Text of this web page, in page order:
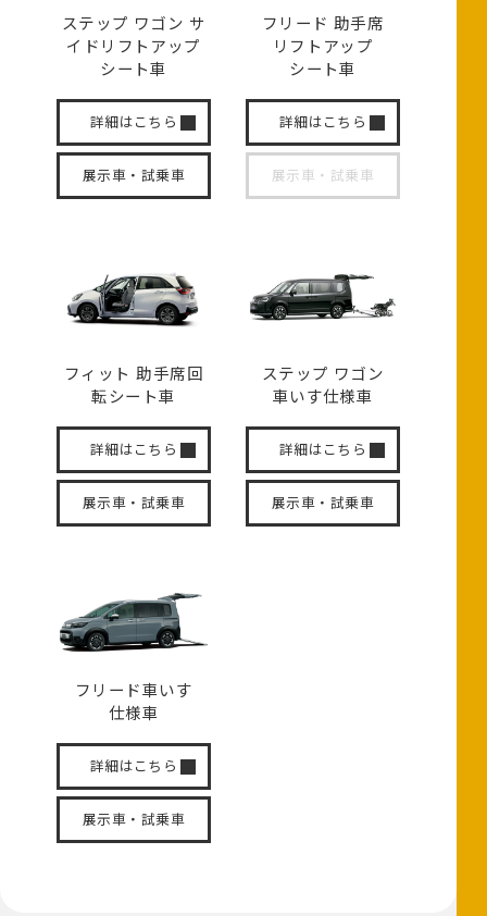
ステップ ワゴン サ
イド リフトアップ
シート車
詳細はこちら
展示車・試乗車
フリード 助手席
リフトアップ
シート車
詳細はこちら
展示車・試乗車
フィット 助手席回
転シート車
詳細はこちら
展示車・試乗車
ステップ ワゴン
車いす仕様車
詳細はこちら
展示車・試乗車
フリード車いす
仕様車
詳細はこちら
展示車・試乗車